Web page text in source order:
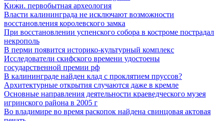
Кижи. первобытная археология
Власти калининграда не исключают возможности
восстановления королевского замка
При восстановлении успенского собора в костроме пострадал
некрополь
В перми появится историко-культурный комплекс
Исследователи скифского времени удостоены
государственной премии рф
В калининграде найден клад с проклятием пруссов?
Архитектурные открытия случаются даже в кремле
Основные направления деятельности краеведческого музея
игринского района в 2005 г
Во владимире во время раскопок найдена свинцовая актовая